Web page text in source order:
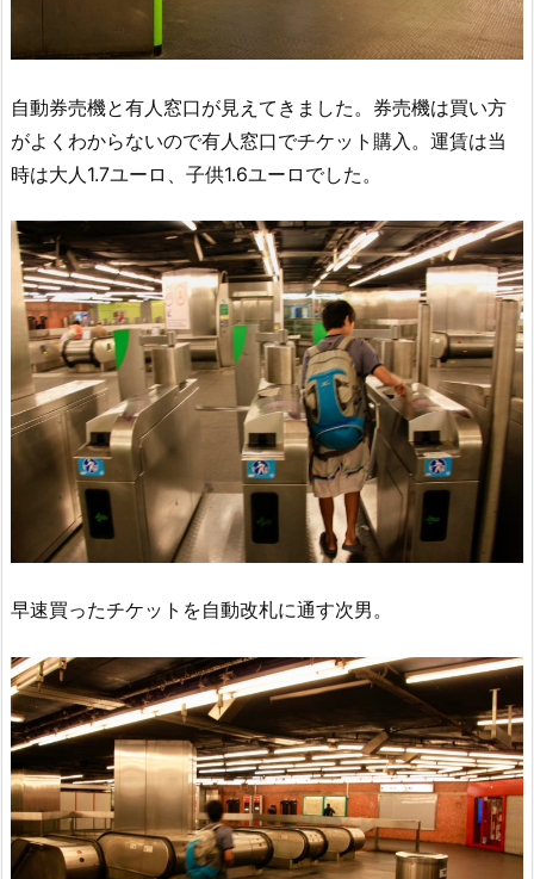
自動券売機と有人窓口が見えてきました。券売機は買い方
がよくわからないので有人窓口でチケット購入。運賃は当
時は大人1.7ユーロ、子供1.6ユーロでした。
早速買ったチケットを自動改札に通す次男。